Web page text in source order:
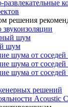
развлекательные
решения
шум
шум
шума от соседей
шума от соседей
шума от соседей
решений
Acoustic